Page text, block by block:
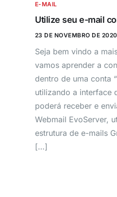
E-MAIL
Utilize seu e-mail
23 DE NOVEMBRO DE 2020
Seja bem vindo a
vamos aprender a
dentro de uma conta
utilizando a interface
poderá receber e
Webmail EvoServer,
estrutura de e-mails
[…]